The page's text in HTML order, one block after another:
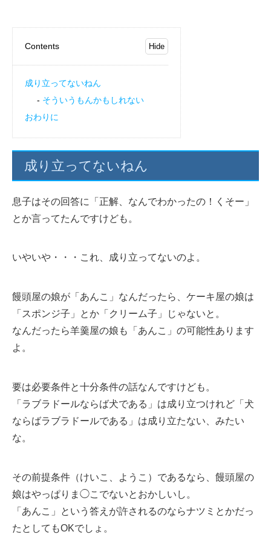
Contents
成り立ってないねん
そういうもんかもしれない
おわりに
成り立ってないねん
息子はその回答に「正解、なんでわかったの！くそー」
とか言ってたんですけども。
いやいや・・・これ、成り立ってないのよ。
饅頭屋の娘が「あんこ」なんだったら、ケーキ屋の娘は
「スポンジ子」とか「クリーム子」じゃないと。
なんだったら羊羹屋の娘も「あんこ」の可能性あります
よ。
要は必要条件と十分条件の話なんですけども。
「ラブラドールならば犬である」は成り立つけれど「犬
ならばラブラドールである」は成り立たない、みたい
な。
その前提条件（けいこ、ようこ）であるなら、饅頭屋の
娘はやっぱりま◯こでないとおかしいし。
「あんこ」という答えが許されるのならナツミとかだっ
たとしてもOKでしょ。